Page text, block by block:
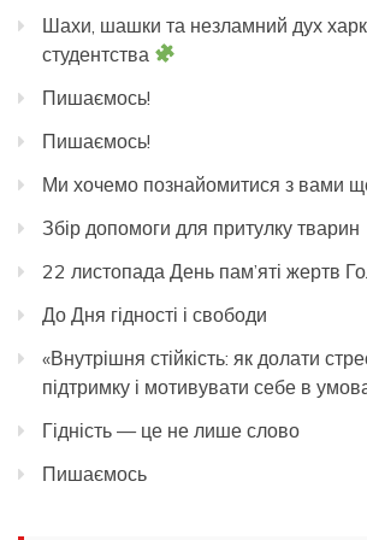
Шахи, шашки та незламний дух
студентства
Пишаємось!
Пишаємось!
Ми хочемо познайомитися з вами
Збір допомоги для притулку тварин
22 листопада День пам’яті жертв
До Дня гідності і свободи
«Внутрішня стійкість: як долати
підтримку і мотивувати себе в
Гідність — це не лише слово
Пишаємось